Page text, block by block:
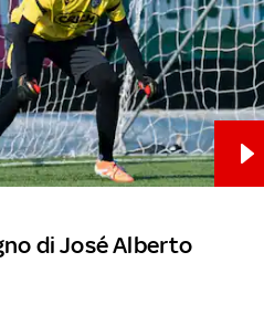
di José Alberto